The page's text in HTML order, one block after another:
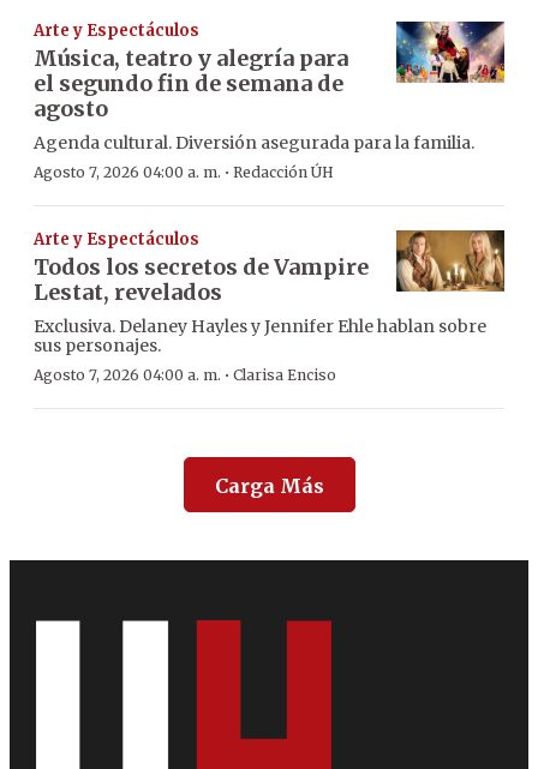
Arte y Espectáculos
Música, teatro y alegría para
el segundo fin de semana de
agosto
Agenda cultural. Diversión asegurada para la familia.
Agosto 7, 2026 04:00 a. m. · Redacción ÚH
Arte y Espectáculos
Todos los secretos de Vampire
Lestat, revelados
Exclusiva. Delaney Hayles y Jennifer Ehle hablan sobre
sus personajes.
Agosto 7, 2026 04:00 a. m. · Clarisa Enciso
Carga Más